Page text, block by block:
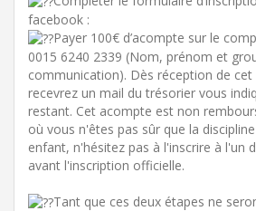
facebook :
Payer 100€ d’acompte sur le
0015 6240 2339 (Nom, prénom et
communication). Dès réception de
recevrez un mail du trésorier vous
restant. Cet acompte est non
où vous n'êtes pas sûr que la
enfant, n'hésitez pas à l'inscrire à l'un
avant l'inscription officielle.
Tant que ces deux étapes ne